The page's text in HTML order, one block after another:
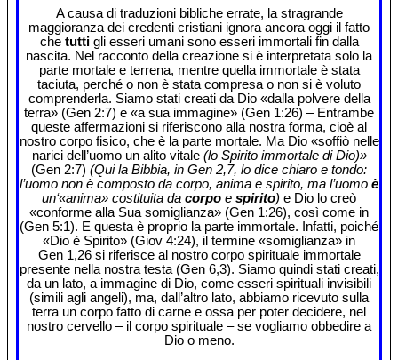
A causa di traduzioni bibliche errate, la stragrande
maggioranza dei credenti cristiani ignora ancora oggi il fatto
che tuttigli esseri umani sono esseri immortali fin dalla
nascita. Nel racconto della creazione si è interpretata solo la
parte mortale e terrena, mentre quella immortale è stata
taciuta, perché o non è stata compresa o non si è voluto
comprenderla. Siamo stati creati da Dio «dalla polvere della
terra» (Gen 2:7) e «a sua immagine» (Gen 1:26) – Entrambe
queste affermazioni si riferiscono alla nostra forma, cioè al
nostro corpo fisico, che è la parte mortale. Ma Dio «soffiò nelle
narici dell’uomo un alito vitale (lo Spirito immortale di Dio)»
(Gen 2:7) (Qui la Bibbia, in Gen 2,7, lo dice chiaro e tondo:
l’uomo non è composto da corpo, anima e spirito, ma l’uomo è
un‘«anima» costituita da corpo e spirito) e Dio lo creò
«conforme alla Sua somiglianza» (Gen 1:26), così come in
(Gen 5:1). E questa è proprio la parte immortale. Infatti, poiché
«Dio è Spirito» (Giov 4:24), il termine «somiglianza» in
Gen 1,26 si riferisce al nostro corpo spirituale immortale
presente nella nostra testa (Gen 6,3). Siamo quindi stati creati,
da un lato, a immagine di Dio, come esseri spirituali invisibili
(simili agli angeli), ma, dall’altro lato, abbiamo ricevuto sulla
terra un corpo fatto di carne e ossa per poter decidere, nel
nostro cervello – il corpo spirituale – se vogliamo obbedire a
Dio o meno.